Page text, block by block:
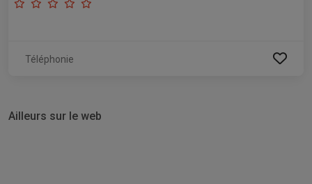
Téléphonie
Ailleurs sur le web